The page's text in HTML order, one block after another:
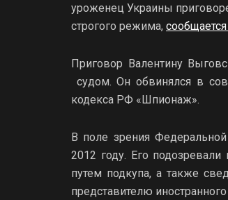
уроженец Украины
строгого режима,
Приговор Валентину
судом. Он обвинялся в
кодекса РФ «Шпионаж».
В поле зрения
2012 году. Его
путем подкупа, а также
представителю иностранного